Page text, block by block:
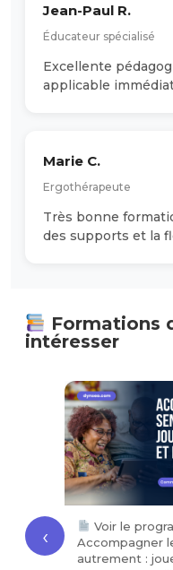
Jean-Paul R.
Éducateur spécialisé
Excellente
applicable
Marie C.
Ergothérapeute
Très bonne
des supports et la
Formations
intéresser
‹
Voir le
Accompagner
autrement :